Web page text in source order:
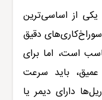
از اساسی‌ترین
دقیق
است، اما برای
باید سرعت
دارای دیمر یا